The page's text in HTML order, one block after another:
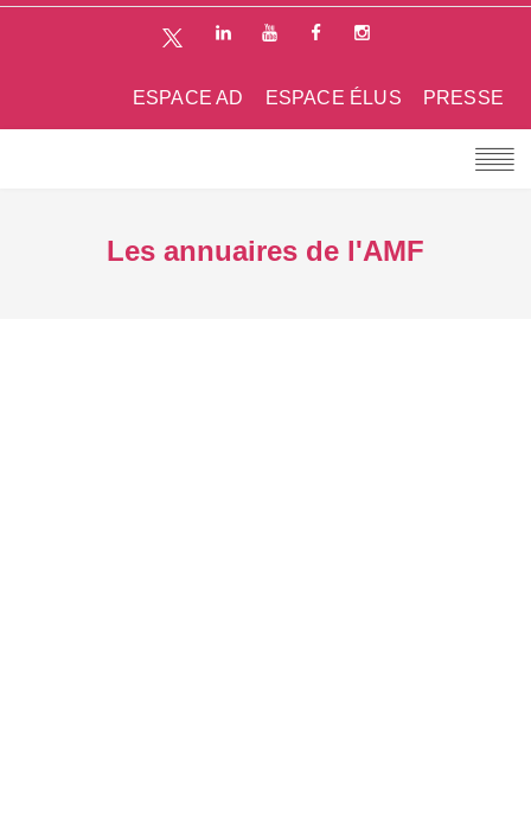
PRESSE
ESPACE ÉLUS
ESPACE AD
Les annuaires de l'AMF